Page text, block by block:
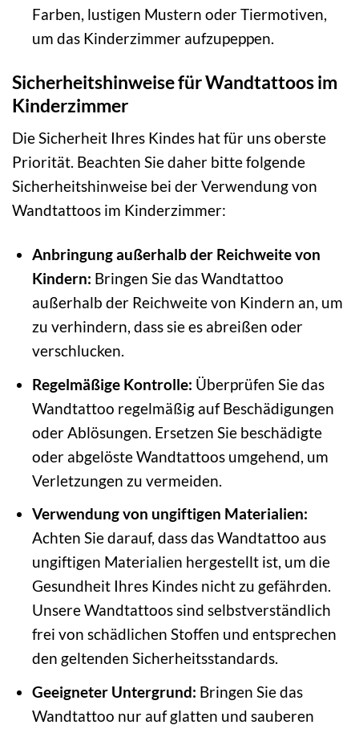
Farben, lustigen Mustern oder Tiermotiven,
um das Kinderzimmer aufzupeppen.
Sicherheitshinweise für Wandtattoos im
Kinderzimmer
Die Sicherheit Ihres Kindes hat für uns oberste
Priorität. Beachten Sie daher bitte folgende
Sicherheitshinweise bei der Verwendung von
Wandtattoos im Kinderzimmer:
Anbringung außerhalb der Reichweite von
Kindern: Bringen Sie das Wandtattoo
außerhalb der Reichweite von Kindern an, um
zu verhindern, dass sie es abreißen oder
verschlucken.
Regelmäßige Kontrolle: Überprüfen Sie das
Wandtattoo regelmäßig auf Beschädigungen
oder Ablösungen. Ersetzen Sie beschädigte
oder abgelöste Wandtattoos umgehend, um
Verletzungen zu vermeiden.
Verwendung von ungiftigen Materialien:
Achten Sie darauf, dass das Wandtattoo aus
ungiftigen Materialien hergestellt ist, um die
Gesundheit Ihres Kindes nicht zu gefährden.
Unsere Wandtattoos sind selbstverständlich
frei von schädlichen Stoffen und entsprechen
den geltenden Sicherheitsstandards.
Geeigneter Untergrund: Bringen Sie das
Wandtattoo nur auf glatten und sauberen